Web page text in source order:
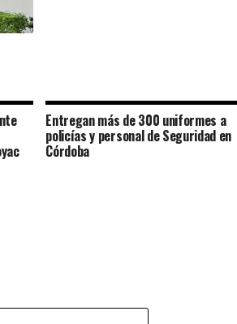
Entregan más de 300 uniformes a
policías y personal de Seguridad en
Córdoba